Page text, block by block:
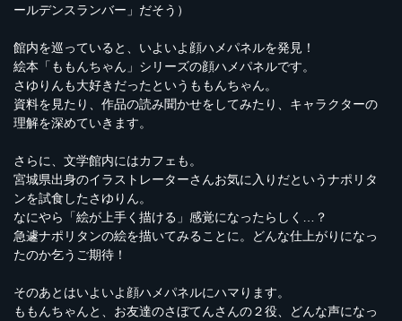
ールデンスランバー」だそう）
館内を巡っていると、いよいよ顔ハメパネルを発見！
絵本「ももんちゃん」シリーズの顔ハメパネルです。
さゆりんも大好きだったというももんちゃん。
資料を見たり、作品の読み聞かせをしてみたり、キャラクターの
理解を深めていきます。
さらに、文学館内にはカフェも。
宮城県出身のイラストレーターさんお気に入りだというナポリタ
ンを試食したさゆりん。
なにやら「絵が上手く描ける」感覚になったらしく…？
急遽ナポリタンの絵を描いてみることに。どんな仕上がりになっ
たのか乞うご期待！
そのあとはいよいよ顔ハメパネルにハマります。
ももんちゃんと、お友達のさぼてんさんの２役、どんな声になっ